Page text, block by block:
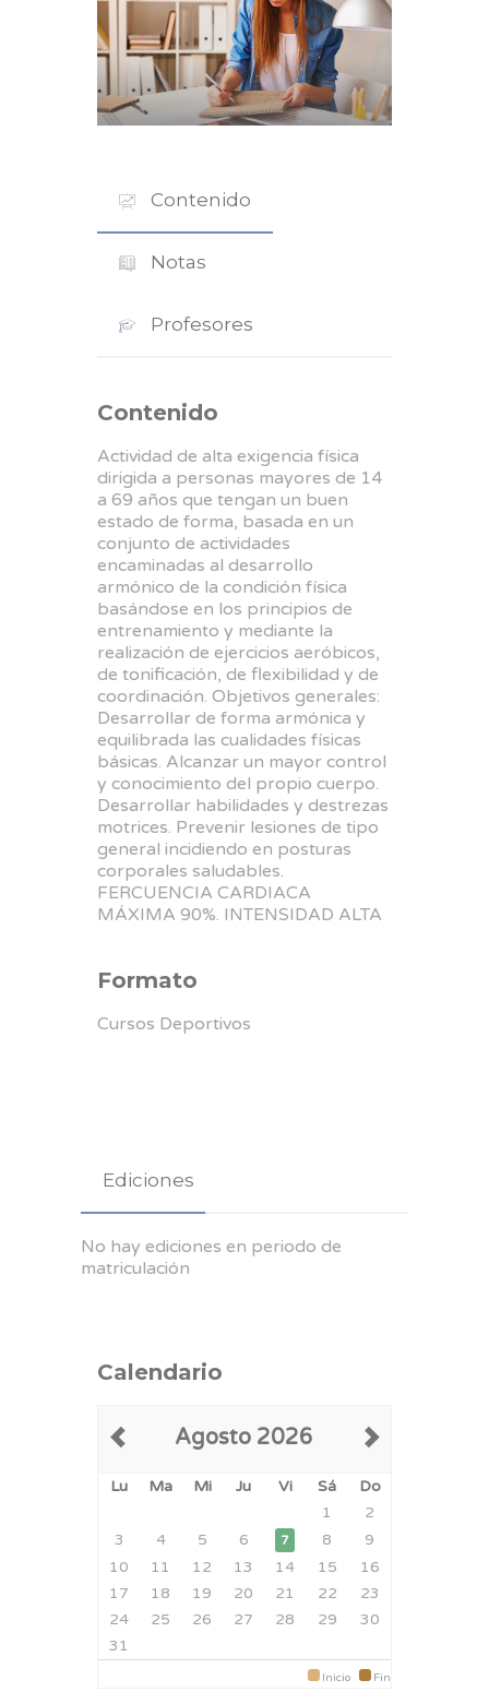
Contenido
Notas
Profesores
Contenido
Actividad de alta exigencia física
dirigida a personas mayores de 14
a 69 años que tengan un buen
estado de forma, basada en un
conjunto de actividades
encaminadas al desarrollo
armónico de la condición física
basándose en los principios de
entrenamiento y mediante la
realización de ejercicios aeróbicos,
de tonificación, de flexibilidad y de
coordinación. Objetivos generales:
Desarrollar de forma armónica y
equilibrada las cualidades físicas
básicas. Alcanzar un mayor control
y conocimiento del propio cuerpo.
Desarrollar habilidades y destrezas
motrices. Prevenir lesiones de tipo
general incidiendo en posturas
corporales saludables.
FERCUENCIA CARDIACA
MÁXIMA 90%. INTENSIDAD ALTA
Formato
Cursos Deportivos
Ediciones
No hay ediciones en periodo de
matriculación
Calendario
Agosto 2026
Lu Ma Mi Ju Vi Sá
Do
1
2
3
4 5 6 7 8
9
10
11 12 13 14 15
16
17
18 19 20 21 22
23
24
25 26 27 28 29
30
31
Inicio Fin